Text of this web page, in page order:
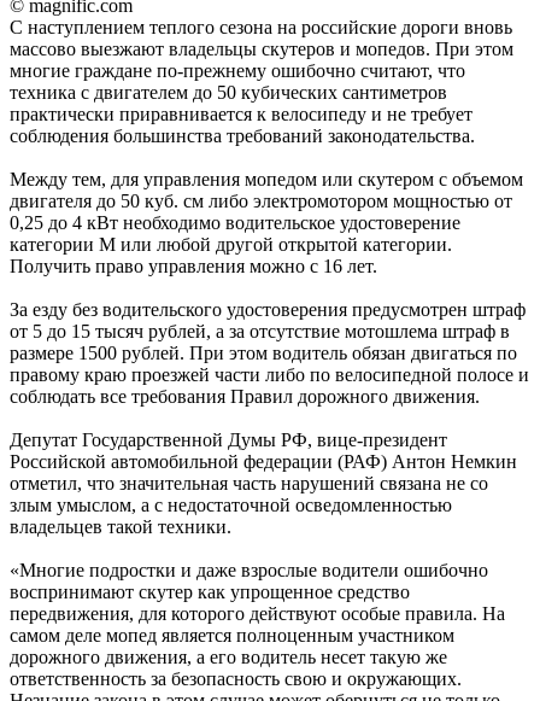
© magnific.com
С наступлением теплого сезона на российские дороги вновь
массово выезжают владельцы скутеров и мопедов. При этом
многие граждане по-прежнему ошибочно считают, что
техника с двигателем до 50 кубических сантиметров
практически приравнивается к велосипеду и не требует
соблюдения большинства требований законодательства.
Между тем, для управления мопедом или скутером с объемом
двигателя до 50 куб. см либо электромотором мощностью от
0,25 до 4 кВт необходимо водительское удостоверение
категории М или любой другой открытой категории.
Получить право управления можно с 16 лет.
За езду без водительского удостоверения предусмотрен штраф
от 5 до 15 тысяч рублей, а за отсутствие мотошлема штраф в
размере 1500 рублей. При этом водитель обязан двигаться по
правому краю проезжей части либо по велосипедной полосе и
соблюдать все требования Правил дорожного движения.
Депутат Государственной Думы РФ, вице-президент
Российской автомобильной федерации (РАФ) Антон Немкин
отметил, что значительная часть нарушений связана не со
злым умыслом, а с недостаточной осведомленностью
владельцев такой техники.
«Многие подростки и даже взрослые водители ошибочно
воспринимают скутер как упрощенное средство
передвижения, для которого действуют особые правила. На
самом деле мопед является полноценным участником
дорожного движения, а его водитель несет такую же
ответственность за безопасность свою и окружающих.